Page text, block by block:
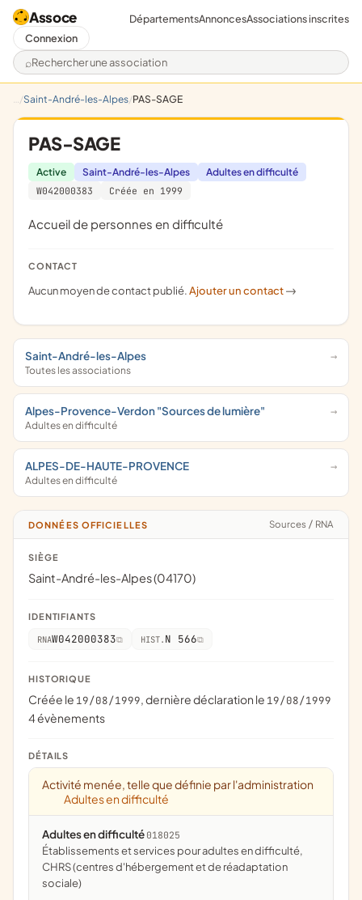
Assoce
Rechercher une association
DépartementsAnnoncesAssociations inscrites
Connexion
Saint-André-les-Alpes PAS-SAGE
PAS-SAGE
Active Saint-André-les-Alpes
Adultes en difficulté
W042000383
Créée en 1999
accueil de personnes en difficulté
CONTACT
Aucun moyen de contact publié.Ajouter un contact ->
Saint-André-les-Alpes
Toutes les associations
Alpes-Provence-Verdon "Sources de lumière"
Adultes en difficulté
ALPES-DE-HAUTE-PROVENCE
Adultes en difficulté
DONNÉES OFFICIELLES Sources / RNA
SIÈGE
Saint-André-les-Alpes (04170)
IDENTIFIANTS
RNAW042000383 HIST. N 566
HISTORIQUE
Créée le 19/08/1999, dernière déclaration le 19/08/1999
4 évènements
DÉTAILS
Activité menée, telle que définie par l'administration
Adultes en difficulté
Adultes en difficulté 018025
établissements et services pour adultes en difficulté,
CHRS (centres d'hébergement et de réadaptation
sociale)